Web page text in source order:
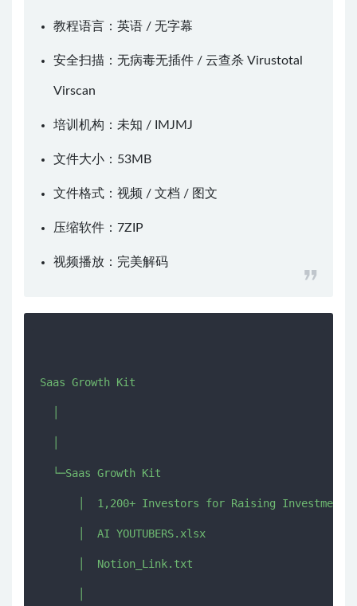
教程语言：英语 / 无字幕
安全扫描：无病毒无插件 / 云查杀 Virustotal
Virscan
培训机构：未知 / IMJMJ
文件大小：53MB
文件格式：视频 / 文档 / 图文
压缩软件： 7ZIP
视频播放： 完美解码
Saas Growth Kit
  └─Saas Growth Kit
│  1,200+ Investors for Raising
      │  AI YOUTUBERS.xlsx
      │  Notion_Link.txt